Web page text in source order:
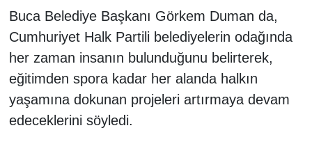
Buca Belediye Başkanı Görkem Duman da,
Cumhuriyet Halk Partili belediyelerin odağında
her zaman insanın bulunduğunu belirterek,
eğitimden spora kadar her alanda halkın
yaşamına dokunan projeleri artırmaya devam
edeceklerini söyledi.